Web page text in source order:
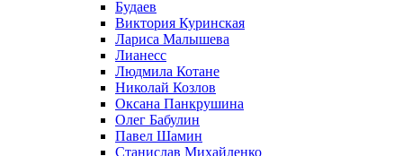
Будаев
Виктория Куринская
Лариса Малышева
Лианесс
Людмила Котане
Николай Козлов
Оксана Панкрушина
Олег Бабулин
Павел Шамин
Станислав Михайленко